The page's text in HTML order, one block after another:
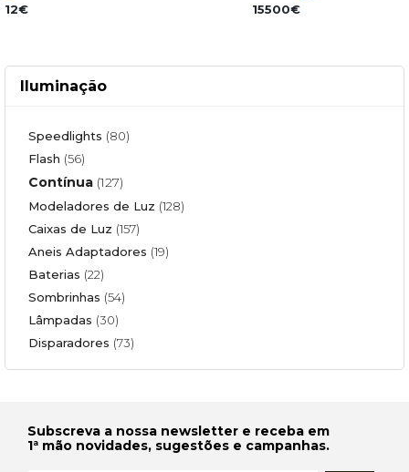
12€ 15500€
Iluminação
Speedlights (80)
Flash (56)
Contínua (127)
Modeladores de Luz (128)
Caixas de Luz (157)
Aneis Adaptadores (19)
Baterias (22)
Sombrinhas (54)
Lâmpadas (30)
Disparadores (73)
Subscreva a nossa newsletter e receba em
1ª mão novidades, sugestões e campanhas.